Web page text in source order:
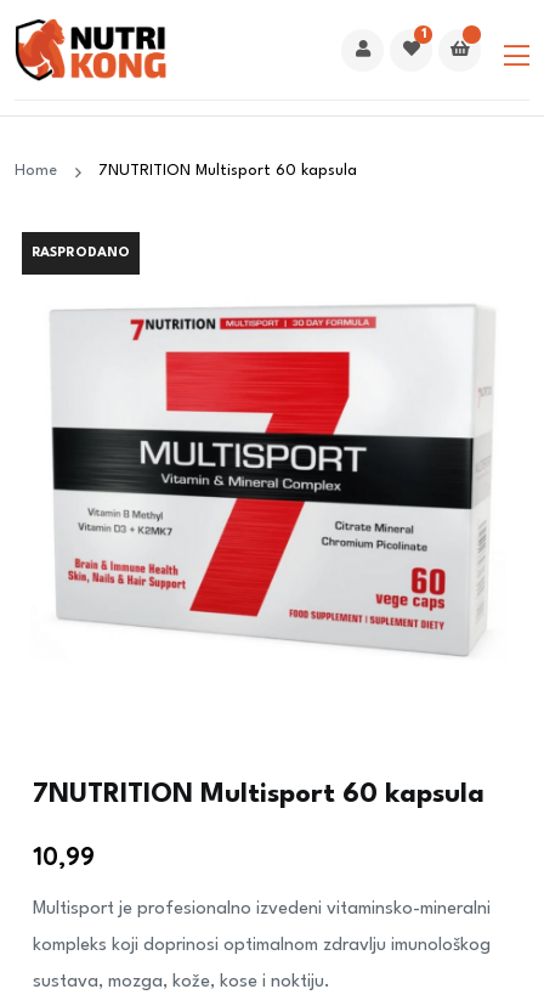
1
Home 7NUTRITION Multisport 60 kapsula
RASPRODANO
7NUTRITION Multisport 60 kapsula
10,99
Multisport je profesionalno izvedeni vitaminsko-mineralni
kompleks koji doprinosi optimalnom zdravlju imunološkog
sustava, mozga, kože, kose i noktiju.